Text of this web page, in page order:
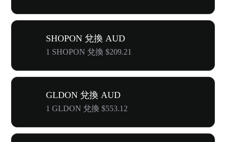
SHOPON 兌換 AUD
1 SHOPON 兌換 $209.21
GLDON 兌換 AUD
1 GLDON 兌換 $553.12